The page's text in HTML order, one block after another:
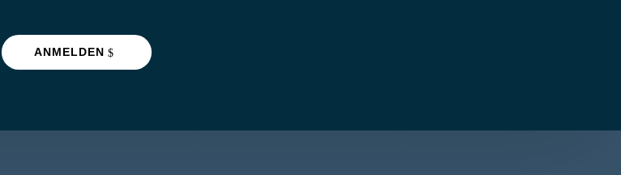
ANMELDEN